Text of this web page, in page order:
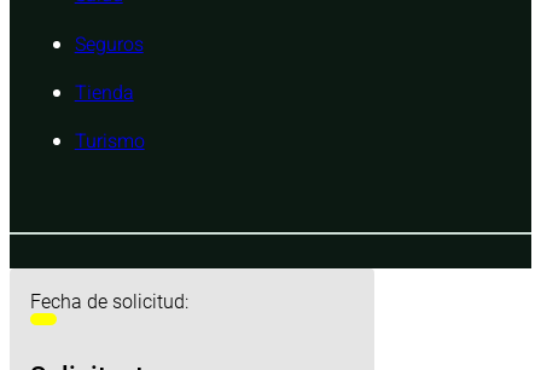
Seguros
Tienda
Turismo
Fecha de solicitud: